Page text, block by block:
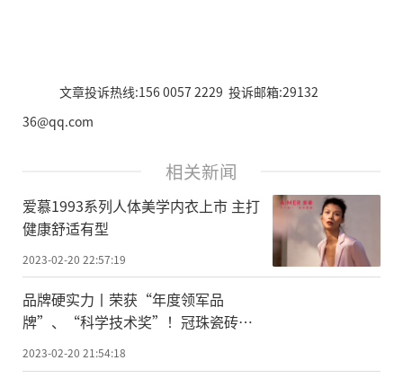
文章投诉热线:156 0057 2229 投诉邮箱:29132
36@qq.com
相关新闻
爱慕1993系列人体美学内衣上市 主打
健康舒适有型
2023-02-20 22:57:19
品牌硬实力丨荣获“年度领军品
牌”、“科学技术奖”！冠珠瓷砖品
牌力、产品力再获殊荣
2023-02-20 21:54:18